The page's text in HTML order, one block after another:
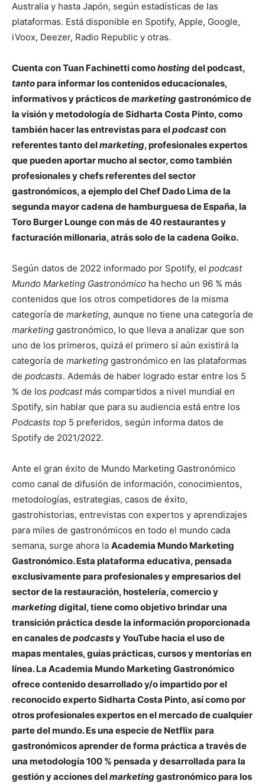
Australia y hasta Japón, según estadísticas de las
plataformas. Está disponible en Spotify, Apple, Google,
iVoox, Deezer, Radio Republic y otras.
Cuenta con Tuan Fachinetti comohostingdel podcast,
tantopara informar los contenidos educacionales,
informativos y prácticos demarketinggastronómico de
la visión y metodología de Sidharta Costa Pinto, como
también hacer las entrevistas para elpodcastcon
referentes tanto delmarketing, profesionales expertos
que pueden aportar mucho al sector, como también
profesionales y chefs referentes del sector
gastronómicos, a ejemplo del Chef Dado Lima de la
segunda mayor cadena de hamburguesa de España, la
Toro Burger Lounge con más de 40 restaurantes y
facturación millonaria, atrás solo de la cadena Goiko.
Según datos de 2022 informado por Spotify, el podcast
Mundo Marketing Gastronómico ha hecho un 96 % más
contenidos que los otros competidores de la misma
categoría de marketing, aunque no tiene una categoría de
marketing gastronómico, lo que lleva a analizar que son
uno de los primeros, quizá el primero sí aún existirá la
categoría de marketing gastronómico en las plataformas
de podcasts. Además de haber logrado estar entre los 5
% de los podcastmás compartidos a nivel mundial en
Spotify, sin hablar que para su audiencia está entre los
Podcasts top 5 preferidos, según informa datos de
Spotify de 2021/2022.
Ante el gran éxito de Mundo Marketing Gastronómico
como canal de difusión de información, conocimientos,
metodologías, estrategias, casos de éxito,
gastrohistorias, entrevistas con expertos y aprendizajes
para miles de gastronómicos en todo el mundo cada
semana, surge ahora la Academia Mundo Marketing
Gastronómico. Esta plataforma educativa, pensada
exclusivamente para profesionales y empresarios del
sector de la restauración, hostelería, comercio y
marketingdigital, tiene como objetivo brindar una
transición práctica desde la información proporcionada
en canales depodcastsy YouTube hacia el uso de
mapas mentales, guías prácticas, cursos y mentorías en
línea. La Academia Mundo Marketing Gastronómico
ofrece contenido desarrollado y/o impartido por el
reconocido experto Sidharta Costa Pinto, así como por
otros profesionales expertos en el mercado de cualquier
parte del mundo. Es una especie de Netflix para
gastronómicos aprender de forma práctica a través de
una metodología 100 % pensada y desarrollada para la
gestión y acciones delmarketinggastronómico para los